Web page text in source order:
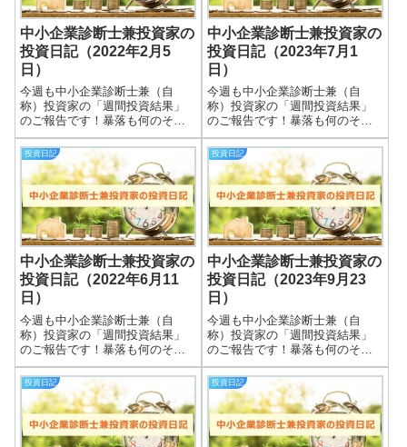
中小企業診断士兼投資家の
投資日記（2022年2月5
日）
今週も中小企業診断士兼（自
称）投資家の「週間投資結果」
のご報告です！暴落も何のそ
の、細々やっている投資結果を
皆さまと共有できればと思いま
す＾＾実際の保有株式数量や現
在の損益状況も記載していま
す。大したことない金額しか保
有していませんので期待...
中小企業診断士兼投資家の
投資日記（2023年7月1
日）
今週も中小企業診断士兼（自
称）投資家の「週間投資結果」
のご報告です！暴落も何のそ
の、細々やっている投資結果を
皆さまと共有できればと思いま
す＾＾実際の保有株式数量や現
在の損益状況も記載していま
す。大したことない金額しか保
有していませんので期待...
投資日記
中小企業診断士兼投資家の
投資日記（2022年6月11
日）
今週も中小企業診断士兼（自
称）投資家の「週間投資結果」
のご報告です！暴落も何のそ
の、細々やっている投資結果を
皆さまと共有できればと思いま
す＾＾実際の保有株式数量や現
在の損益状況も記載していま
す。大したことない金額しか保
有していませんので期待...
投資日記
中小企業診断士兼投資家の
投資日記（2023年9月23
日）
今週も中小企業診断士兼（自
称）投資家の「週間投資結果」
のご報告です！暴落も何のそ
の、細々やっている投資結果を
皆さまと共有できればと思いま
す＾＾実際の保有株式数量や現
在の損益状況も記載していま
す。大したことない金額しか保
有していませんので期待...
投資日記 投資日記